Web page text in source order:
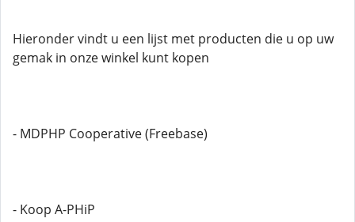
Hieronder vindt u een lijst met producten die u op uw
gemak in onze winkel kunt kopen
- MDPHP Cooperative (Freebase)
- Koop A-PHiP